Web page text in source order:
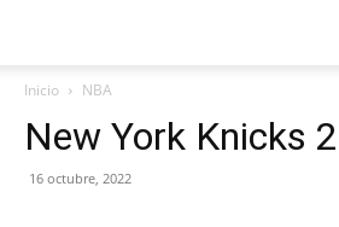
Inicio NBA
New York Knicks
16 octubre, 2022